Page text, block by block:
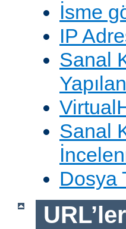
İsme
IP
Sanal
Sanal
Dosya